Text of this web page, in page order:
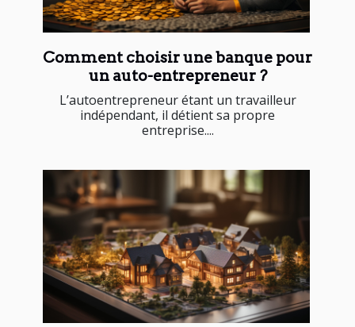
Comment choisir une banque pour
un auto-entrepreneur ?
L’autoentrepreneur étant un travailleur
indépendant, il détient sa propre
entreprise....